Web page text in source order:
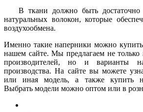
В ткани должно быть достаточно
натуральных волокон, которые
воздухообмена.
Именно такие наперники можно
нашем сайте. Мы предлагаем не только
производителей, но и варианты
производства. На сайте вы можете
или иная модель, а также купить
Выбрать модели можно оптом или в